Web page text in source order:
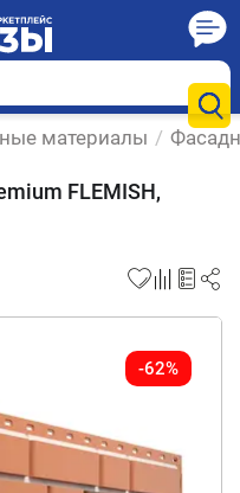
материалы /
FLEMISH,
-62%